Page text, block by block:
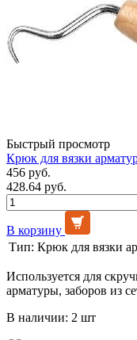
Быстрый просмотр
Крюк для вязки
456 руб.
428.64 руб.
В корзину
Тип: Крюк для вязки
Используется для
арматуры, заборов из
В наличии: 2 шт